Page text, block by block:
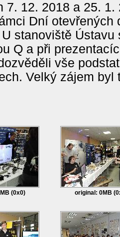
7. 12. 2018 a 25.
Dní otevřených
stanoviště
Q a při
vše
Velký zájem byl
(0x0) original: 0MB